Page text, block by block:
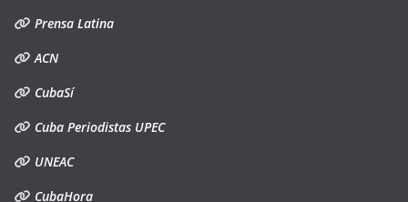
Prensa Latina
ACN
CubaSí
Cuba Periodistas UPEC
UNEAC
CubaHora